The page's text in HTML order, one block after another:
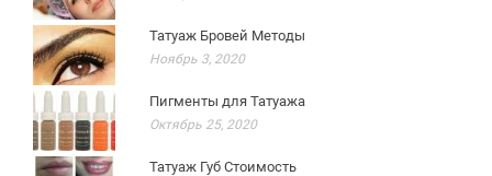
Татуаж Бровей Методы
Ноябрь 3, 2020
Пигменты для Татуажа
Октябрь 25, 2020
Татуаж Губ Стоимость